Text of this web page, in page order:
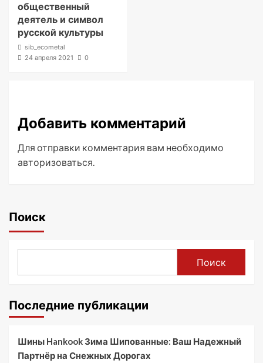
общественный
деятель и символ
русской культуры
sib_ecometal
24 апреля 2021
0
Добавить комментарий
Для отправки комментария вам необходимо
авторизоваться.
Поиск
Поиск
Последние публикации
Шины Hankook Зима Шипованные: Ваш Надежный
Партнёр на Снежных Дорогах